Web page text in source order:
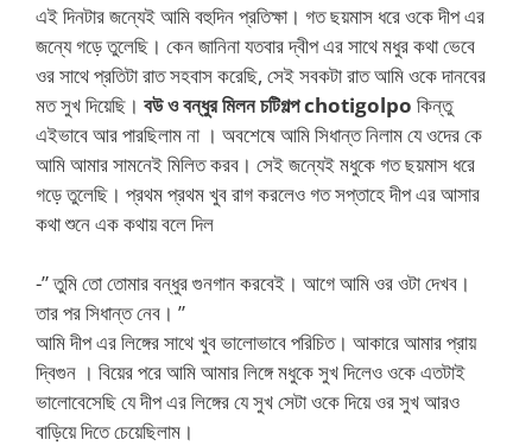
এই দিনটার জন্যেই আমি বহুদিন প্রতিক্ষা। গত ছয়মাস ধরে ওকে দীপ এর
জন্যে গড়ে তুলেছি। কেন জানিনা যতবার দ্বীপ এর সাথে মধুর কথা ভেবে
ওর সাথে প্রতিটা রাত সহবাস করেছি, সেই সবকটা রাত আমি ওকে দানবের
মত সুখ দিয়েছি। বউ ও বন্ধুর মিলন চটিগল্প chotigolpo কিন্তু
এইভাবে আর পারছিলাম না । অবশেষে আমি সিধান্ত নিলাম যে ওদের কে
আমি আমার সামনেই মিলিত করব। সেই জন্যেই মধুকে গত ছয়মাস ধরে
গড়ে তুলেছি। প্রথম প্রথম খুব রাগ করলেও গত সপ্তাহে দীপ এর আসার
কথা শুনে এক কথায় বলে দিল
-” তুমি তো তোমার বন্ধুর গুনগান করবেই। আগে আমি ওর ওটা দেখব।
তার পর সিধান্ত নেব। ”
আমি দীপ এর লিঙ্গের সাথে খুব ভালোভাবে পরিচিত। আকারে আমার প্রায়
দ্বিগুন । বিয়ের পরে আমি আমার লিঙ্গে মধুকে সুখ দিলেও ওকে এতটাই
ভালোবেসেছি যে দীপ এর লিঙ্গের যে সুখ সেটা ওকে দিয়ে ওর সুখ আরও
বাড়িয়ে দিতে চেয়েছিলাম।